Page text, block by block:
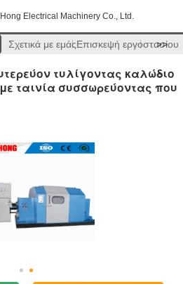
Electrical Machinery Co., Ltd.
Σχετικά με εμάςΕπισκεψή εργοστασίου
>>
τυλίγοντας καλώδιο
ταινία συσσωρεύοντας που